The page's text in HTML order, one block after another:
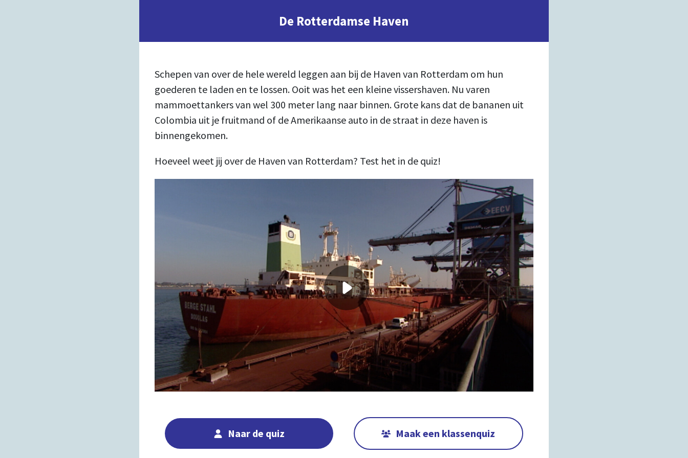
De Rotterdamse Haven
Schepen van over de hele wereld leggen aan bij de Haven van Rotterdam om hun
goederen te laden en te lossen. Ooit was het een kleine vissershaven. Nu varen
mammoettankers van wel 300 meter lang naar binnen. Grote kans dat de bananen uit
Colombia uit je fruitmand of de Amerikaanse auto in de straat in deze haven is
binnengekomen.
Hoeveel weet jij over de Haven van Rotterdam? Test het in de quiz!
00:00
Naar de quiz Maak een klassenquiz